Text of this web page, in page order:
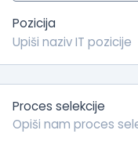
Pozicija
Proces selekcije